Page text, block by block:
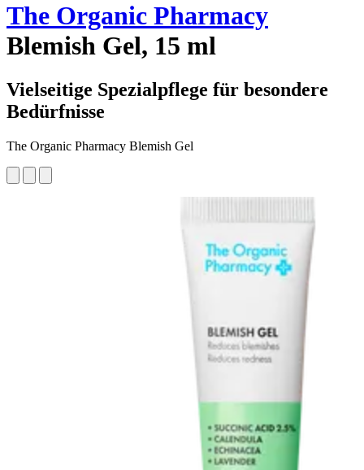
The Organic Pharmacy
Blemish Gel, 15 ml
Vielseitige Spezialpflege für besondere
Bedürfnisse
The Organic Pharmacy Blemish Gel